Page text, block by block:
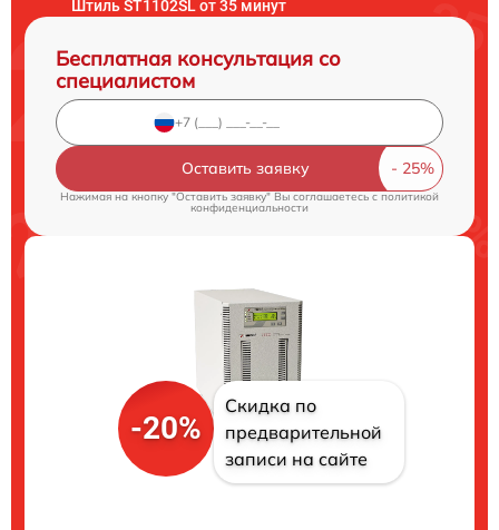
Штиль ST1102SL от 35 минут
Бесплатная консультация со
специалистом
Оставить заявку
Нажимая на кнопку "Оставить заявку" Вы соглашаетесь cполитикой
конфиденциальности
-20%
Скидка по
предварительной
записи на сайте